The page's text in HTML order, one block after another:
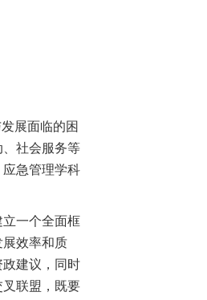
展面临的困
社会服务等
急管理学科
一个全面框
效率和质
建议，同时
联盟，既要